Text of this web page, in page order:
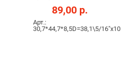
89,00 р.
Арт.:
30,7*44,7*8,5D=38,1\5/16"x10